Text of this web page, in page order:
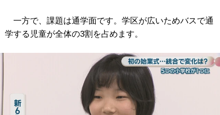
一方で、課題は通学面です。学区が広いためバスで通
学する児童が全体の3割を占めます。